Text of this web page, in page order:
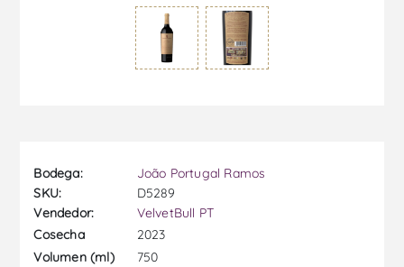
Bodega:
João Portugal Ramos
SKU:
D5289
Vendedor:
VelvetBull PT
Cosecha
2023
Volumen (ml)
750